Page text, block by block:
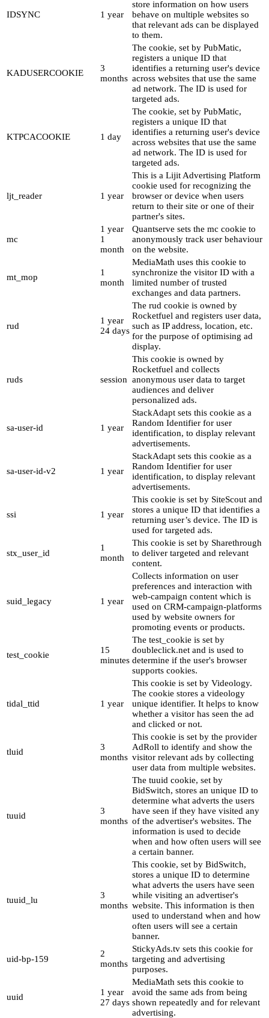
IDSYNC 1 year
store information on how users
behave on multiple websites so
that relevant ads can be displayed
to them.
KADUSERCOOKIE
3
months
The cookie, set by PubMatic,
registers a unique ID that
identifies a returning user's device
across websites that use the same
ad network. The ID is used for
targeted ads.
KTPCACOOKIE 1 day
The cookie, set by PubMatic,
registers a unique ID that
identifies a returning user's device
across websites that use the same
ad network. The ID is used for
targeted ads.
ljt_reader 1 year
This is a Lijit Advertising Platform
cookie used for recognizing the
browser or device when users
return to their site or one of their
partner's sites.
mc
1 year
1
month
Quantserve sets the mc cookie to
anonymously track user behaviour
on the website.
mt_mop
1
month
MediaMath uses this cookie to
synchronize the visitor ID with a
limited number of trusted
exchanges and data partners.
rud
1 year
24 days
The rud cookie is owned by
Rocketfuel and registers user data,
such as IP address, location, etc.
for the purpose of optimising ad
display.
ruds session
This cookie is owned by
Rocketfuel and collects
anonymous user data to target
audiences and deliver
personalized ads.
sa-user-id 1 year
StackAdapt sets this cookie as a
Random Identifier for user
identification, to display relevant
advertisements.
sa-user-id-v2 1 year
StackAdapt sets this cookie as a
Random Identifier for user
identification, to display relevant
advertisements.
ssi 1 year
This cookie is set by SiteScout and
stores a unique ID that identifies a
returning user’s device. The ID is
used for targeted ads.
stx_user_id
1
month
This cookie is set by Sharethrough
to deliver targeted and relevant
content.
suid_legacy 1 year
Collects information on user
preferences and interaction with
web-campaign content which is
used on CRM-campaign-platforms
used by website owners for
promoting events or products.
test_cookie
15
minutes
The test_cookie is set by
doubleclick.net and is used to
determine if the user's browser
supports cookies.
tidal_ttid 1 year
This cookie is set by Videology.
The cookie stores a videology
unique identifier. It helps to know
whether a visitor has seen the ad
and clicked or not.
tluid
3
months
This cookie is set by the provider
AdRoll to identify and show the
visitor relevant ads by collecting
user data from multiple websites.
tuuid
3
months
The tuuid cookie, set by
BidSwitch, stores an unique ID to
determine what adverts the users
have seen if they have visited any
of the advertiser's websites. The
information is used to decide
when and how often users will see
a certain banner.
tuuid_lu
3
months
This cookie, set by BidSwitch,
stores a unique ID to determine
what adverts the users have seen
while visiting an advertiser's
website. This information is then
used to understand when and how
often users will see a certain
banner.
uid-bp-159
2
months
StickyAds.tv sets this cookie for
targeting and advertising
purposes.
uuid
1 year
27 days
MediaMath sets this cookie to
avoid the same ads from being
shown repeatedly and for relevant
advertising.